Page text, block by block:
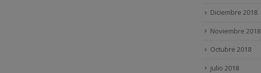
Diciembre 2018
Noviembre 2018
Octubre 2018
julio 2018